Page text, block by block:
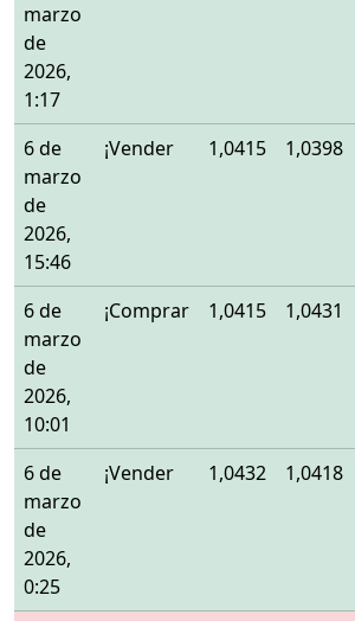
marzo
de
2026,
1:17
6 de
marzo
de
2026,
15:46
¡Vender 1,0415 1,0398
6 de
marzo
de
2026,
10:01
¡Comprar 1,0415 1,0431
6 de
marzo
de
2026,
0:25
¡Vender 1,0432 1,0418